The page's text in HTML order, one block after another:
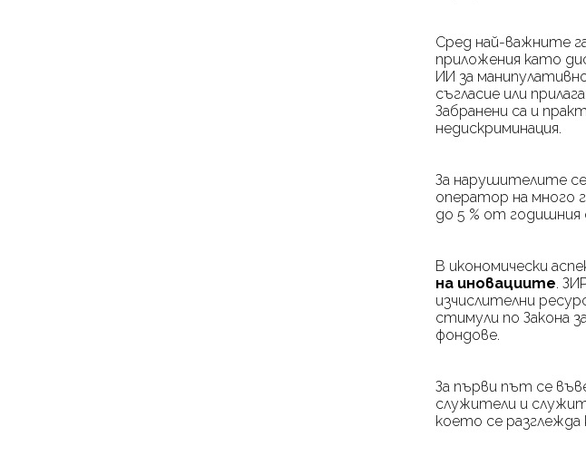
Сред най-важните
приложения като
ИИ за
съгласие или
Забранени са и
недискриминация.
За нарушителите
оператор на много
до 5 % от годишния
В икономически
на иновациите.
изчислителни
стимули по Закона
фондове.
За първи път се
служители и
което се